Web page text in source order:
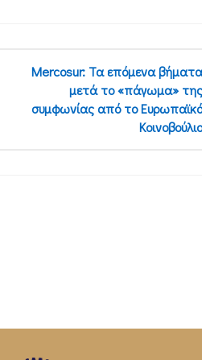
Mercosur: Τα επόμενα βήματα
μετά το «πάγωμα» της
συμφωνίας από το Ευρωπαϊκό
Κοινοβούλιο